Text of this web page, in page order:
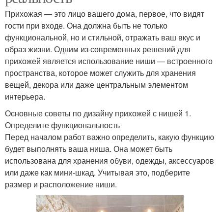
Прихожая — это лицо вашего дома, первое, что видят
гости при входе. Она должна быть не только
функциональной, но и стильной, отражать ваш вкус и
образ жизни. Одним из современных решений для
прихожей является использование ниши — встроенного
пространства, которое может служить для хранения
вещей, декора или даже центральным элементом
интерьера.
Основные советы по дизайну прихожей с нишей 1.
Определите функциональность
Перед началом работ важно определить, какую функцию
будет выполнять ваша ниша. Она может быть
использована для хранения обуви, одежды, аксессуаров
или даже как мини-шкад. Учитывая это, подберите
размер и расположение ниши.